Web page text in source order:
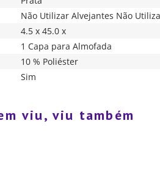
Não Utilizar Alvejantes Não
4.5 x 45.0 x
1 Capa para Almofada
10 % Poliéster
Sim
viu, viu também